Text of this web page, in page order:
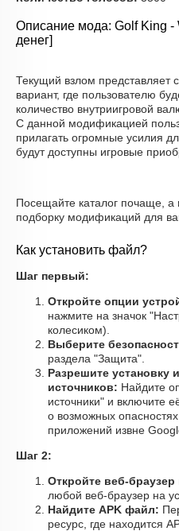
Описание мода: Golf King
денег]
Текущий взлом представляет
вариант, где пользователю
количество внутриигровой
С данной модификацией
прилагать огромные усилия
будут доступны игровые
Посещайте каталог почаще,
подборку модификаций для
Как установить файл?
Шаг первый:
Откройте опции
нажмите на значок
колесиком).
Выберите
раздела "Защита".
Разрешите установку
источников: Найдите
источники" и включите
о возможных
приложений извне
Шаг 2:
Откройте веб-браузер
любой веб-браузер на
Найдите APK файл:
ресурс, где находится